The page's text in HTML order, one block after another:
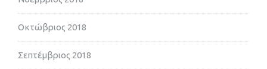
Οκτώβριος 2018
Σεπτέμβριος 2018